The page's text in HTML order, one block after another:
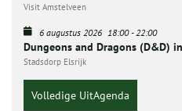
Visit Amstelveen
6 augustus 2026 18:00- 22:00
Dungeons and Dragons (D&D)
Stadsdorp Elsrijk
Volledige UitAgenda